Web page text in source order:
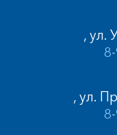
, ул.
, ул.